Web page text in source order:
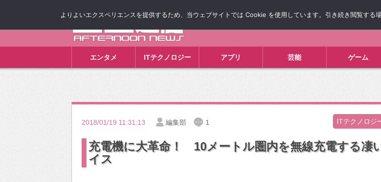
エンタメ ITテクノロジー アプリ 芸能 ゲーム
2018/01/19 11:31:13 編集部 1 ITテクノロジ
充電機に大革命！ 10メートル圏内を無線充電する凄
イス
よりよいエクスペリエンスを提供するため、当ウェブサイトでは Cookie を使用しています。引き続き閲覧する